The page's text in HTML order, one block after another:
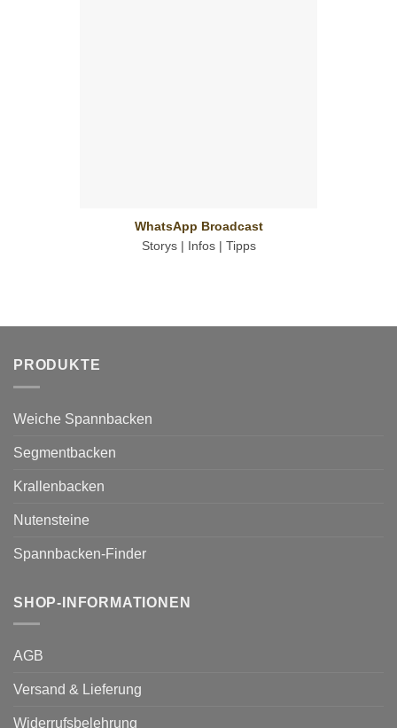
WhatsApp Broadcast
Storys | Infos | Tipps
PRODUKTE
Weiche Spannbacken
Segmentbacken
Krallenbacken
Nutensteine
Spannbacken-Finder
SHOP-INFORMATIONEN
AGB
Versand & Lieferung
Widerrufsbelehrung